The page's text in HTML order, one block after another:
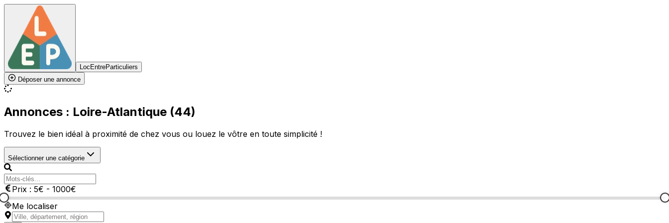
LocEntreParticuliers
Déposer une annonce
Annonces : Loire-Atlantique (44)
Trouvez le bien idéal à proximité de chez vous ou louez le vôtre en toute simplicité !
Sélectionner une catégorie
Prix : 5€ - 1000€
Me localiser